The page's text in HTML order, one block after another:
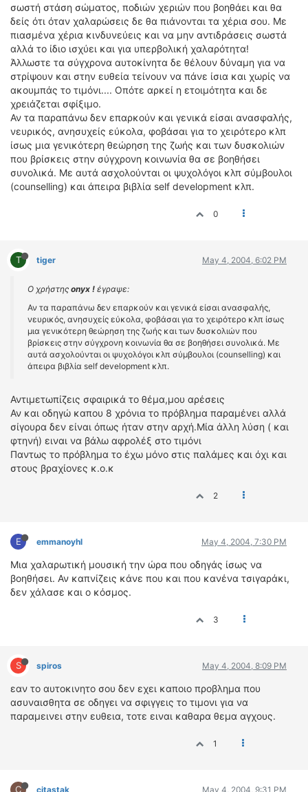
σωστή στάση σώματος, ποδιών χεριών που βοηθάει και θα
δείς ότι όταν χαλαρώσεις δε θα πιάνονται τα χέρια σου. Με
πιασμένα χέρια κινδυνεύεις και να μην αντιδράσεις σωστά
αλλά το ίδιο ισχύει και για υπερβολική χαλαρότητα!
Άλλωστε τα σύγχρονα αυτοκίνητα δε θέλουν δύναμη για να
στρίψουν και στην ευθεία τείνουν να πάνε ίσια και χωρίς να
ακουμπάς το τιμόνι.... Οπότε αρκεί η ετοιμότητα και δε
χρειάζεται σφίξιμο.
Αν τα παραπάνω δεν επαρκούν και γενικά είσαι ανασφαλής,
νευρικός, ανησυχείς εύκολα, φοβάσαι για το χειρότερο κλπ
ίσως μια γενικότερη θεώρηση της ζωής και των δυσκολιών
που βρίσκεις στην σύγχρονη κοινωνία θα σε βοηθήσει
συνολικά. Με αυτά ασχολούνται οι ψυχολόγοι κλπ σύμβουλοι
(counselling) και άπειρα βιβλία self development κλπ.
0
T tiger May 4, 2004, 6:02 PM
Ο χρήστης onyx ! έγραψε:
Αν τα παραπάνω δεν επαρκούν και γενικά είσαι ανασφαλής,
νευρικός, ανησυχείς εύκολα, φοβάσαι για το χειρότερο κλπ ίσως
μια γενικότερη θεώρηση της ζωής και των δυσκολιών που
βρίσκεις στην σύγχρονη κοινωνία θα σε βοηθήσει συνολικά. Με
αυτά ασχολούνται οι ψυχολόγοι κλπ σύμβουλοι (counselling) και
άπειρα βιβλία self development κλπ.
Αντιμετωπίζεις σφαιρικά το θέμα,μου αρέσεις
Αν και οδηγώ καπου 8 χρόνια το πρόβλημα παραμένει αλλά
σίγουρα δεν είναι όπως ήταν στην αρχή.Μία άλλη λύση ( και
φτηνή) ειναι να βάλω αφρολέξ στο τιμόνι
Παντως το πρόβλημα το έχω μόνο στις παλάμες και όχι και
στους βραχίονες κ.ο.κ
2
E emmanoyhl May 4, 2004, 7:30 PM
Μια χαλαρωτική μουσική την ώρα που οδηγάς ίσως να
βοηθήσει. Αν καπνίζεις κάνε που και που κανένα τσιγαράκι,
δεν χάλασε και ο κόσμος.
3
S spiros May 4, 2004, 8:09 PM
εαν το αυτοκινητο σου δεν εχει καποιο προβλημα που
ασυναισθητα σε οδηγει να σφιγγεις το τιμονι για να
παραμεινει στην ευθεια, τοτε ειναι καθαρα θεμα αγχους.
1
C citastak May 4, 2004, 9:31 PM